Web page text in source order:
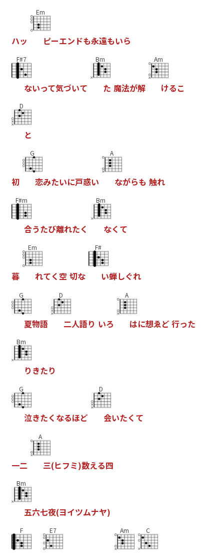
ハッ
Em
ピーエン ドも永遠もいら
F#7
ないって気づいて
Bm
た 魔法が解
Am
けるこ
D
と
初
G
恋みたいに戸惑い
A
ながらも 触れ
F#m
合うたび離れたく
Bm
なく て
暮
Em
れてく 空 切な
F#
い蝉しぐれ
G
夏物語
D
二人語り いろ
A
はに想ゑど行った
Bm
り きたり
G
泣きたく なるほど
D
会いたく て
一二
A
三(ヒフミ)数える四
Bm
五六七夜(ヨイツムナヤ)
F E7 Am C